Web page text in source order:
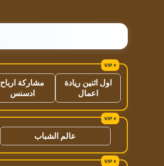
اول اثنين ريادة
اعمال
مشاركة ارباح
ادسنس
عالم الشباب